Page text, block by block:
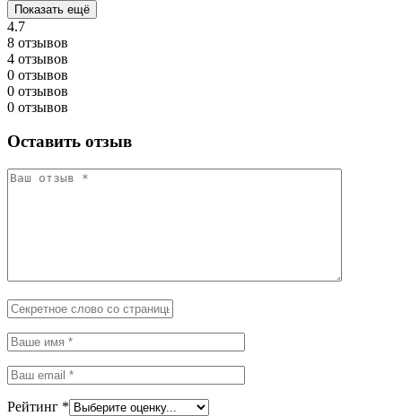
Показать ещё
4.7
8 отзывов
4 отзывов
0 отзывов
0 отзывов
0 отзывов
Оставить отзыв
Рейтинг *